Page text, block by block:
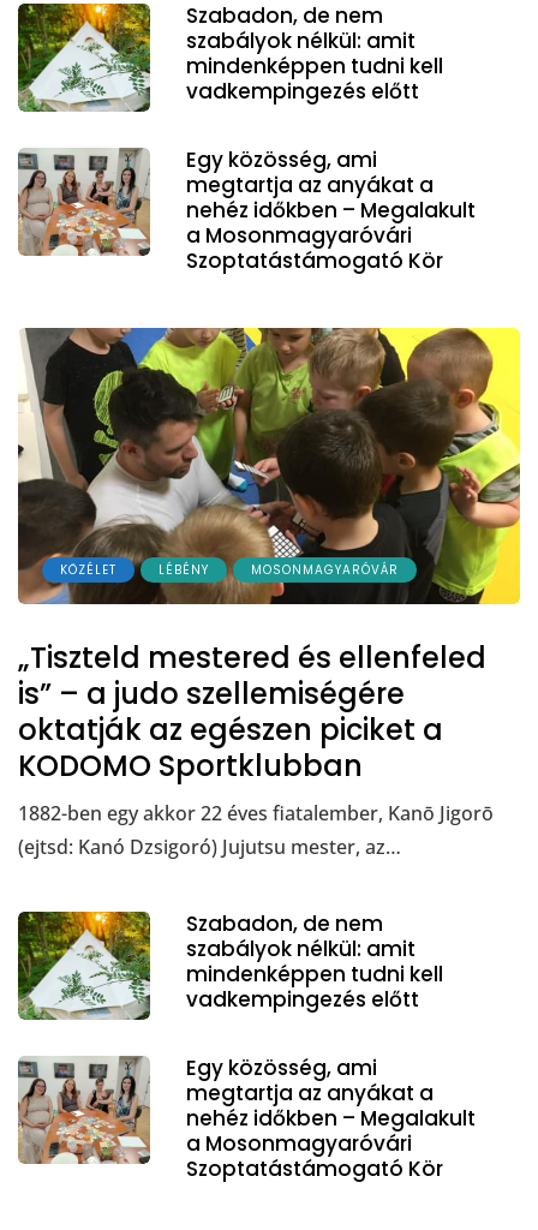
Szabadon, de nem
szabályok nélkül: amit
mindenképpen tudni kell
vadkempingezés előtt
Egy közösség, ami
megtartja az anyákat a
nehéz időkben – Megalakult
a Mosonmagyaróvári
Szoptatástámogató Kör
KÖZÉLET LÉBÉNY MOSONMAGYARÓVÁR
„Tiszteld mestered és ellenfeled
is” – a judo szellemiségére
oktatják az egészen piciket a
KODOMO Sportklubban
1882-ben egy akkor 22 éves fiatalember, Kanō Jigorō
(ejtsd: Kanó Dzsigoró) Jujutsu mester, az…
Szabadon, de nem
szabályok nélkül: amit
mindenképpen tudni kell
vadkempingezés előtt
Egy közösség, ami
megtartja az anyákat a
nehéz időkben – Megalakult
a Mosonmagyaróvári
Szoptatástámogató Kör